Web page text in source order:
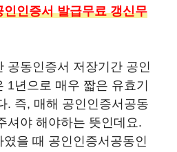
인증서 발급무료 갱신무
공동인증서 저장기간 공인
1년으로 매우 짧은 유효기
. 즉, 매해 공인인증서공동
셔야 해야하는 뜻인데요.
을 때 공인인증서공동인